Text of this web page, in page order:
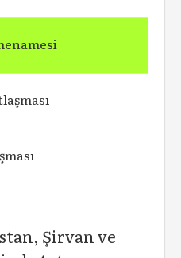
Şirvan ve